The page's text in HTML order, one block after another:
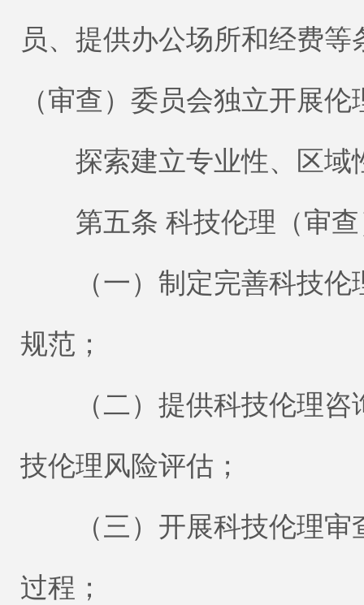
员、提供办公场所和经费
（审查）委员会独立开展
探索建立专业性、区域
第五条 科技伦理（审查
（一）制定完善科技伦
规范；
（二）提供科技伦理咨
技伦理风险评估；
（三）开展科技伦理审
过程；